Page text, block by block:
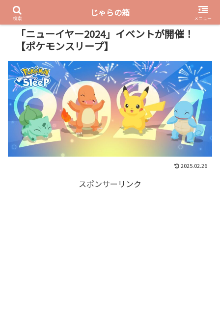
PR
「ニューイヤー2024」イベントが開催！
【ポケモンスリープ】
2025.02.26
スポンサーリンク
検索
じゃらの箱
メニュー